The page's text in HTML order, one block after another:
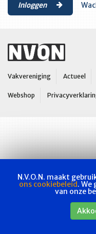
Inloggen
Vakvereniging Actueel
Webshop
N.V.O.N. maakt
ons cookiebeleid. We
van onze